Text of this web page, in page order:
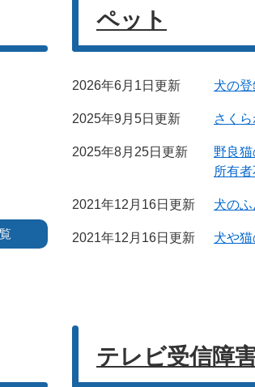
ペット
2026年6月1日更新 犬の
2025年9月5日更新 さく
2025年8月25日更新
野良
所有
2021年12月16日更新 犬の
2021年12月16日更新 犬や猫
テレビ受信障